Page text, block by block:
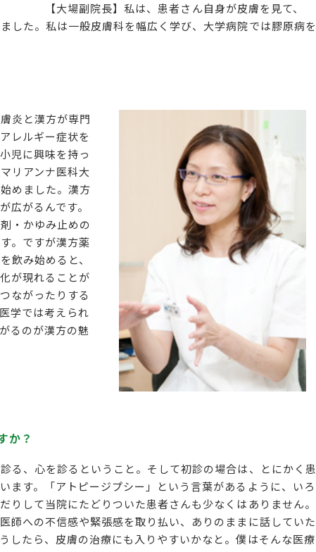
【大場副院長】私は、患者さん自身が皮膚を見て、
した。私は一般皮膚科を幅広く学び、大学病院では膠原病を
炎と漢方が専門
レルギー症状を
児に興味を持っ
リアンナ医科大
めました。漢方
広がるんです。
・かゆみ止めの
。ですが漢方薬
飲み始めると、
が現れることが
ながったりする
学では考えられ
るのが漢方の魅
か？
る、心を診るということ。そして初診の場合は、とにかく患
ます。「アトピージプシー」という言葉があるように、いろ
りして当院にたどりついた患者さんも少なくはありません。
師への不信感や緊張感を取り払い、ありのままに話していた
したら、皮膚の治療にも入りやすいかなと。僕はそんな医療